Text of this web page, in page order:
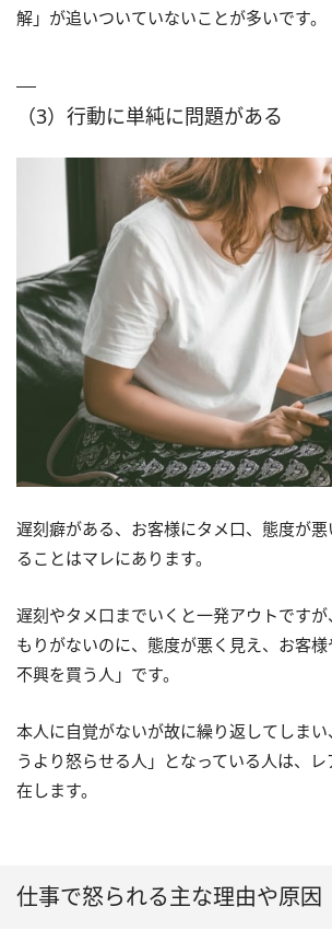
解」が追いついていないことが多いです。
（3）行動に単純に問題がある
遅刻癖がある、お客様にタメ口、態度が
ることはマレにあります。
遅刻やタメ口までいくと一発アウトです
もりがないのに、態度が悪く見え、お客
不興を買う人」です。
本人に自覚がないが故に繰り返してしま
うより怒らせる人」となっている人は、
在します。
仕事で怒られる主な理由や原因